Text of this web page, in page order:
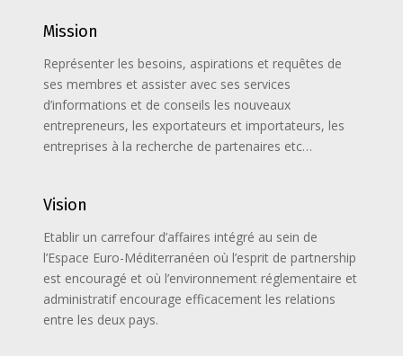
Mission
Représenter les besoins, aspirations et requêtes de
ses membres et assister avec ses services
d’informations et de conseils les nouveaux
entrepreneurs, les exportateurs et importateurs, les
entreprises à la recherche de partenaires etc…
Vision
Etablir un carrefour d’affaires intégré au sein de
l’Espace Euro-Méditerranéen où l’esprit de partnership
est encouragé et où l’environnement réglementaire et
administratif encourage efficacement les relations
entre les deux pays.